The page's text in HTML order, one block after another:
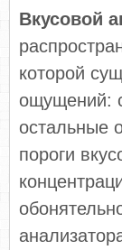
Вкусовой
которой
ощущений:
остальные
пороги